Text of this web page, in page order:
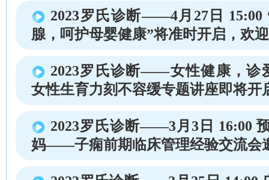
2023罗氏诊断——4月27日 15:00
腺，呵护母婴健康”将准时开启，欢
2023罗氏诊断——女性健康，
女性生育力刻不容缓专题讲座即将开
2023罗氏诊断——3月3日 16:00
妈——子痫前期临床管理经验交流会